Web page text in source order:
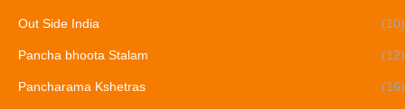
Out Side India (10)
Pancha bhoota Stalam (12)
Pancharama Kshetras (16)